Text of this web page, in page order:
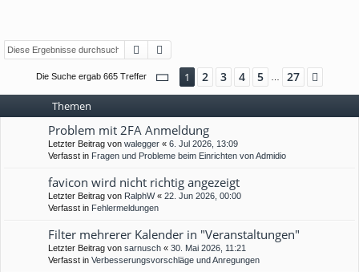
Suche
Die Suche ergab 665 Treffer Seite 1 von 27
1 2 3 4 5 27
Themen
Problem mit 2FA Anmeldung
Letzter Beitrag von walegger « 6. Jul 2026, 13:09
Verfasst in Fragen und Probleme beim Einrichten von Admidio
favicon wird nicht richtig angezeigt
Letzter Beitrag von RalphW« 22. Jun 2026, 00:00
Verfasst in Fehlermeldungen
Filter mehrerer Kalender in "Veranstaltungen"
Letzter Beitrag von sarnusch « 30. Mai 2026, 11:21
Verfasst in Verbesserungsvorschläge und Anregungen